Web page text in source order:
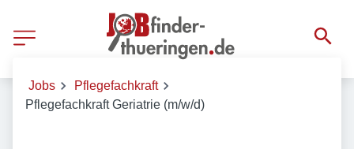
Jobs
Pflegefachkraft
Pflegefachkraft Geriatrie (m/w/d)